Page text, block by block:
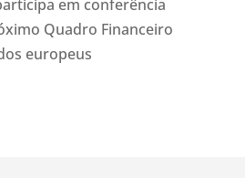
em conferência
Quadro Financeiro
europeus